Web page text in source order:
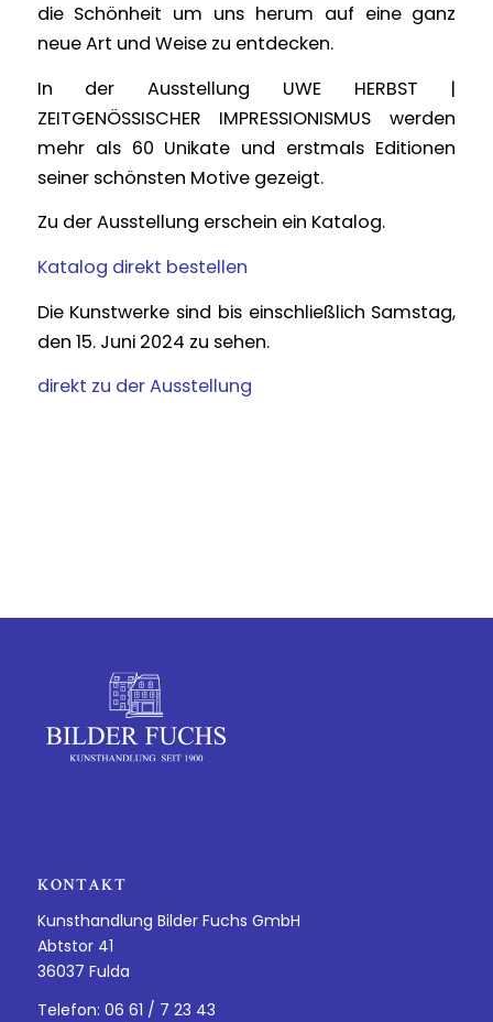
die Schönheit um uns herum auf eine ganz
neue Art und Weise zu entdecken.
In der Ausstellung UWE HERBST |
ZEITGENÖSSISCHER IMPRESSIONISMUS werden
mehr als 60 Unikate und erstmals Editionen
seiner schönsten Motive gezeigt.
Zu der Ausstellung erschein ein Katalog.
Katalog direkt bestellen
Die Kunstwerke sind bis einschließlich Samstag,
den 15. Juni 2024 zu sehen.
direkt zu der Ausstellung
KONTAKT
Kunsthandlung Bilder Fuchs GmbH
Abtstor 41
36037 Fulda
Telefon: 06 61 / 7 23 43